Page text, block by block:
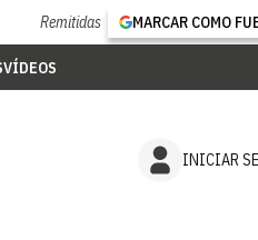
Remitidas MARCAR COMO
VÍDEOS
INICIAR